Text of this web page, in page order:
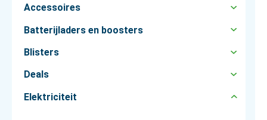
Accessoires
Batterijladers en boosters
Blisters
Deals
Elektriciteit